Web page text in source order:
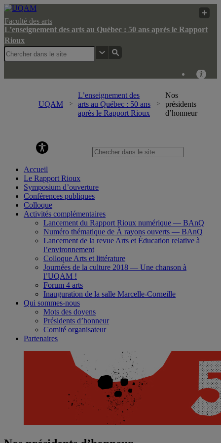
Faculté des arts
L’enseignement des arts au Québec : 50 ans après le Rapport
Rioux
UQAM
L’enseignement des
arts au Québec : 50 ans
après le Rapport Rioux
Nos
présidents
d’honneur
Accueil
Le Rapport Rioux
Symposium d’ouverture
Conférences publiques
Colloque
Activités complémentaires
Lancement du Rapport Rioux numérique ― BAnQ
Numéro thématique de À rayons ouverts ― BAnQ
Lancement de la revue Arts et Éducation relative à
l’environnement
Colloque Arts et littérature
Journées de la culture 2018 ― Une chanson à
l’UQAM !
Forum 4 arts
Inauguration de la salle Marcelle-Corneille
Qui sommes-nous
Mots des doyens
Présidents d’honneur
Comité organisateur
Partenaires